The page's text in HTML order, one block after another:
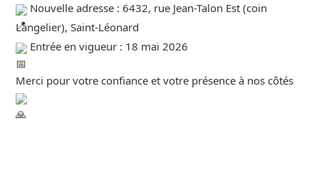
Nouvelle adresse : 6432, rue Jean-Talon Est (coin
Langelier), Saint-Léonard
Entrée en vigueur : 18 mai 2026
Merci pour votre confiance et votre présence à nos côtés